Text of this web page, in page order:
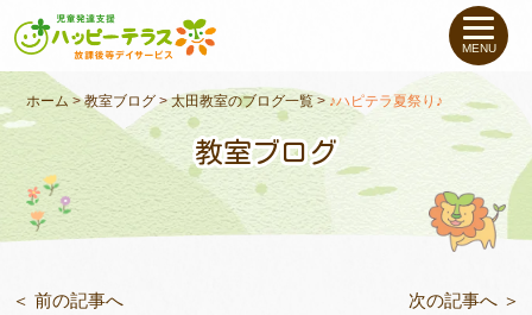
私たちについて
未就学のお子さま（０〜６才）
小学生〜高校生のお子さま
支援事例
MENU
ホーム >教室ブログ>太田教室のブログ一覧>♪ハピテラ夏祭り♪
教室ブログ
＜ 前の記事へ 次の記事へ ＞